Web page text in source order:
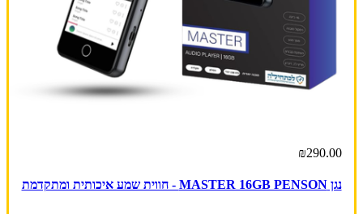
₪290.00
נגן MASTER 16GB PENSON - חווית שמע איכותית ומתקדמת